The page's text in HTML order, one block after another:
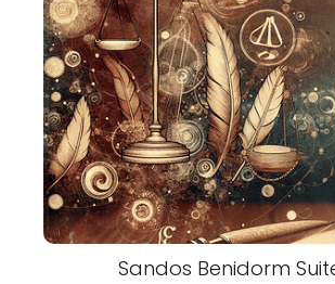
Sandos Benidorm